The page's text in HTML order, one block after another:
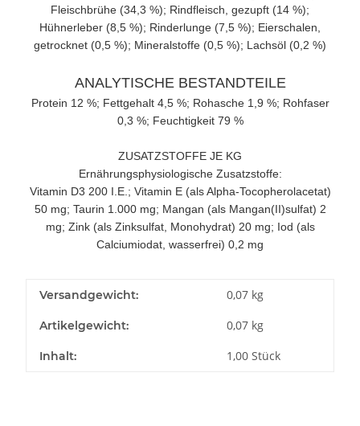
Fleischbrühe (34,3 %); Rindfleisch, gezupft (14 %);
Hühnerleber (8,5 %); Rinderlunge (7,5 %); Eierschalen,
getrocknet (0,5 %); Mineralstoffe (0,5 %); Lachsöl (0,2 %)
ANALYTISCHE BESTANDTEILE
Protein 12 %; Fettgehalt 4,5 %; Rohasche 1,9 %; Rohfaser
0,3 %; Feuchtigkeit 79 %
ZUSATZSTOFFE JE KG
Ernährungsphysiologische Zusatzstoffe:
Vitamin D3 200 I.E.; Vitamin E (als Alpha-Tocopherolacetat)
50 mg; Taurin 1.000 mg; Mangan (als Mangan(II)sulfat) 2
mg; Zink (als Zinksulfat, Monohydrat) 20 mg; Iod (als
Calciumiodat, wasserfrei) 0,2 mg
Versandgewicht: 0,07 kg
Artikelgewicht: 0,07 kg
Inhalt: 1,00 Stück